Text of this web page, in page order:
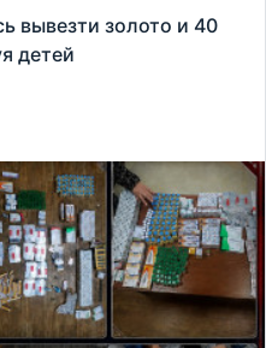
вывезти золото и 40
детей